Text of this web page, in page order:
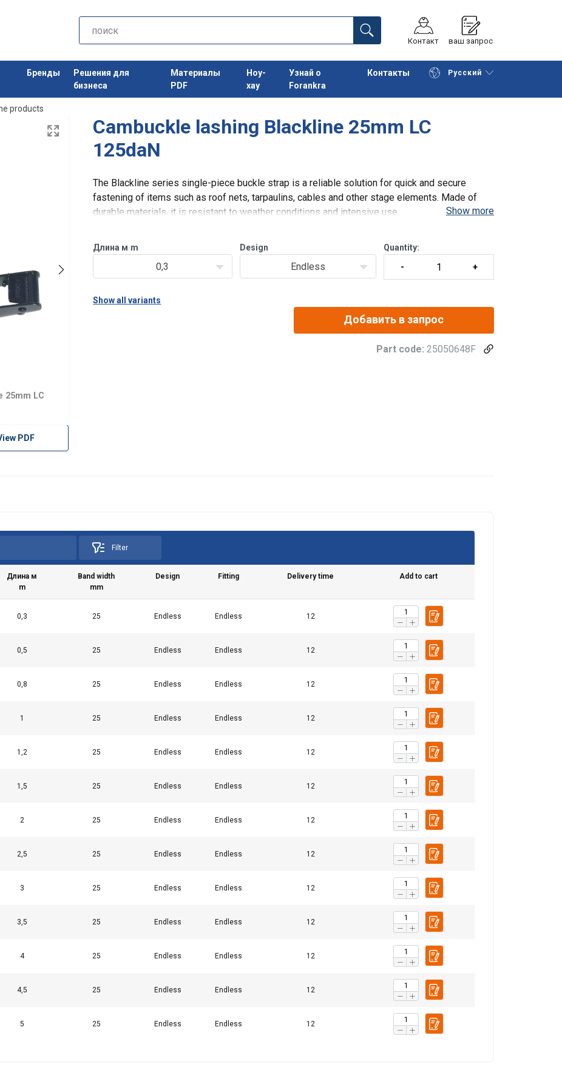
Контакт ваш запрос
Бренды
Решения для
бизнеса
Материалы
PDF
Ноу-
хау
Узнай о
Forankra
Контакты Русский
Начать покупки К корзине
products
Cambuckle lashing Blackline 25mm LC
125daN
25mm LC
PDF
The Blackline series single-piece buckle strap is a reliable solution for quick and secure
fastening of items such as roof nets, tarpaulins, cables and other stage elements. Made of
durable materials, it is resistant to weather conditions and intensive use.
Show more
Длина м m
0,3
Design
Endless
Quantity:
Show all variants
Добавить в запрос
Part code: 25050648F
Filter
Длина м
m
Band width
mm
Design Fitting Delivery time Add to cart
0,3 25 Endless Endless 12
0,5 25 Endless Endless 12
0,8 25 Endless Endless 12
1 25 Endless Endless 12
1,2 25 Endless Endless 12
1,5 25 Endless Endless 12
2 25 Endless Endless 12
2,5 25 Endless Endless 12
3 25 Endless Endless 12
3,5 25 Endless Endless 12
4 25 Endless Endless 12
4,5 25 Endless Endless 12
5 25 Endless Endless 12
ENGLISH TRANSLATION
którzy mogą łączyć je z innymi informacjami, które im przekazałeś lub które zebrali w